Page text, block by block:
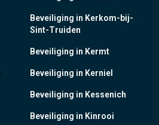
Beveiliging in Kerkom-bij-
Sint-Truiden
Beveiliging in Kermt
Beveiliging in Kerniel
Beveiliging in Kessenich
Beveiliging in Kinrooi